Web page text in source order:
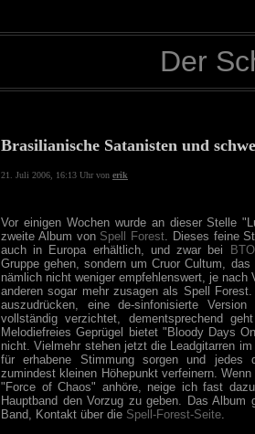
Der
Brasilianische Satanisten und
21. Juli 2006, 16:13 Uhr von erik
Vor einigen Wochen wurde an dieser Stelle
zweite Album von Spell Forest. Dieses feine
auch in Europa erhältlich, und zwar bei
Gruppe gehen, sondern um Cruor Cultum,
nämlich nicht weniger empfehlenswert, je nach
anderen sogar mehr zusagen als Spell
auszudrücken, eine de-sinfonisierte
vollständig verzichtet, dementsprechend
Melodiefreies Geprügel bietet "Bloody Days
nicht. Vielmehr stehen jetzt die Leadgitarren
für erhabene Stimmung sorgen und
zumindest kleinen Höhepunkt verfeinern.
"Force of Chaos" anhöre, neige ich fast
Hauptband den Vorzug zu geben. Das
Band, Kontakt über die Spell-Forest-Seite.